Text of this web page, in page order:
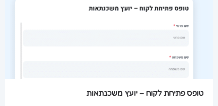
טופס פתיחת לקוח – יועץ משכנתאות